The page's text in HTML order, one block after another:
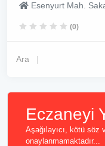
Esenyurt Mah.
(0)
Ara
Eczaneyi
Aşağılayıcı, kötü söz
onaylanmamaktadır...